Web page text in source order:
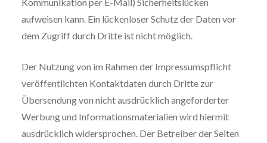
aufweisen kann. Ein lückenloser Schutz der Daten vor
dem Zugriff durch Dritte ist nicht möglich.
Der Nutzung von im Rahmen der Impressumspflicht
veröffentlichten Kontaktdaten durch Dritte zur
Übersendung von nicht ausdrücklich angeforderter
Werbung und Informationsmaterialien wird hiermit
ausdrücklich widersprochen. Der Betreiber der Seiten